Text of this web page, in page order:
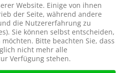
Website. Einige von ihnen
der Seite, während andere
die Nutzererfahrung zu
Sie können selbst entscheiden,
Bitte beachten Sie, dass
nicht mehr alle
Verfügung stehen.